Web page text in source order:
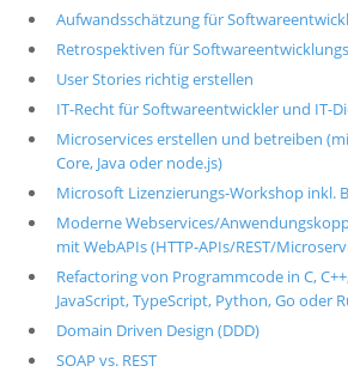
Aufwandsschätzung für
Retrospektiven für
User Stories richtig erstellen
IT-Recht für Softwareentwickler und IT-
Microservices erstellen und betreiben
Core, Java oder node.js)
Microsoft Lizenzierungs-Workshop inkl.
Moderne Webservices/
mit WebAPIs (HTTP-APIs/REST/
Refactoring von Programmcode in C,
JavaScript, TypeScript, Python, Go oder
Domain Driven Design (DDD)
SOAP vs. REST